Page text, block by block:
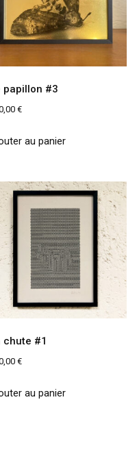
papillon #3
€
au panier
chute #1
€
au panier